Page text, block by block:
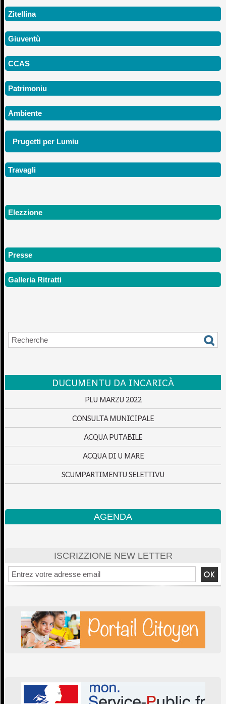
Zitellina
Giuventù
CCAS
Patrimoniu
Ambiente
Prugetti per Lumiu
Travagli
Elezzione
Presse
Galleria Ritratti
DUCUMENTU DA INCARICÀ
PLU MARZU 2022
CONSULTA MUNICIPALE
ACQUA PUTABILE
ACQUA DI U MARE
SCUMPARTIMENTU SELETTIVU
AGENDA
ISCRIZZIONE NEW LETTER